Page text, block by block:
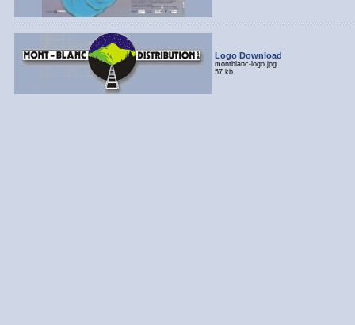
Logo Download
montblanc-logo.jpg
57 kb